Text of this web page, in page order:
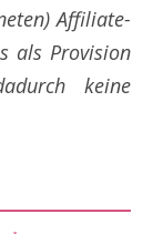
Affiliate-
als Provision
keine